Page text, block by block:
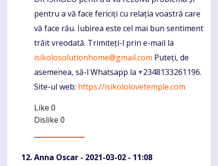
pentru a vă face fericiți cu relația voastră care
vă face rău. Iubirea este cel mai bun sentiment
trăit vreodată. Trimiteți-l prin e-mail la
isikolosolutionhome@gmail.com Puteți, de
asemenea, să-l Whatsapp la +2348133261196.
Site-ul web: https://isikololovetemple.com
Like 0
Dislike 0
Anna Oscar - 2021-03-02 - 11:08